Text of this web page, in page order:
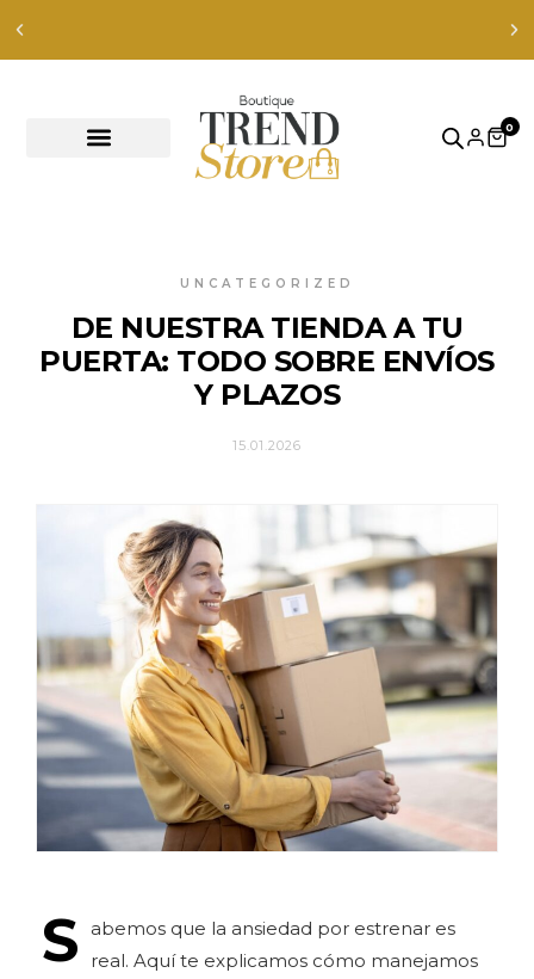
0
UNCATEGORIZED
DE NUESTRA TIENDA A TU
PUERTA: TODO SOBRE ENVÍOS
Y PLAZOS
15.01.2026
S
abemos que la ansiedad por estrenar es
real. Aquí te explicamos cómo manejamos